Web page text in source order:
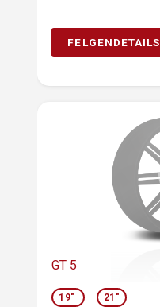
FELGENDETAILS
GT 5
19" — 21"